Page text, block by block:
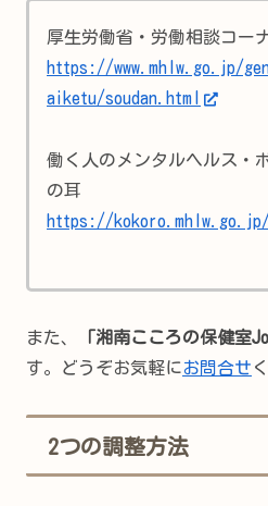
厚生労働省・労働相談コー
https://www.mhlw.go.jp/
aiketu/soudan.html
働く人のメンタルヘルス・
の耳
https://kokoro.mhlw.go.jp/
また、 「湘南こころの保健室
す。どうぞお気軽にお問合せ
2つの調整方法